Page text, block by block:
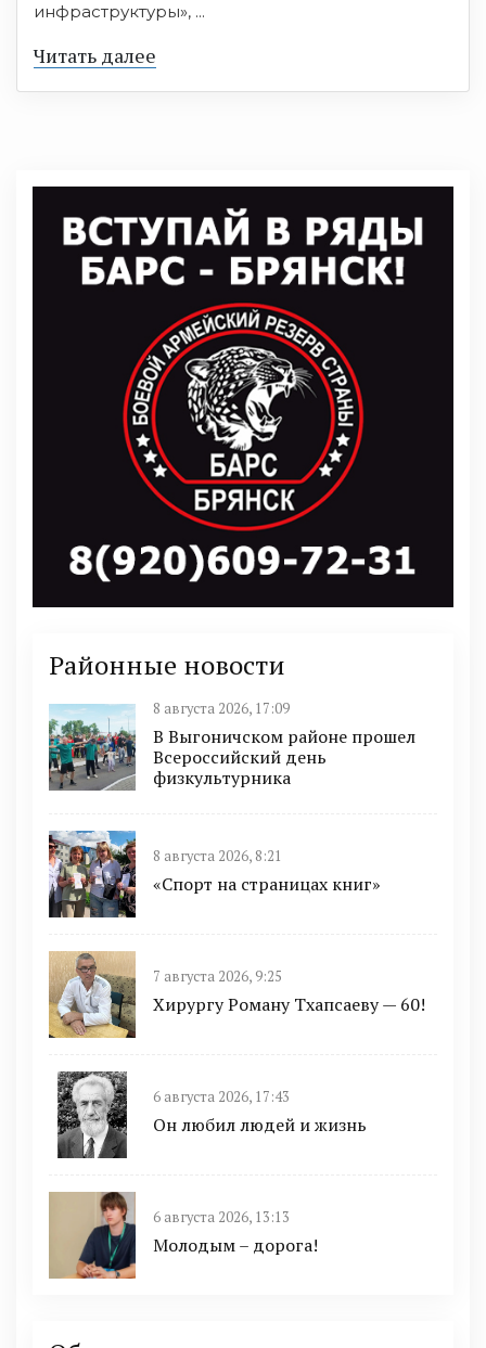
инфраструктуры», ...
Читать далее
Районные новости
8 августа 2026, 17:09
В Выгоничском районе прошел
Всероссийский день
физкультурника
8 августа 2026, 8:21
«Спорт на страницах книг»
7 августа 2026, 9:25
Хирургу Роману Тхапсаеву — 60!
6 августа 2026, 17:43
Он любил людей и жизнь
6 августа 2026, 13:13
Молодым – дорога!